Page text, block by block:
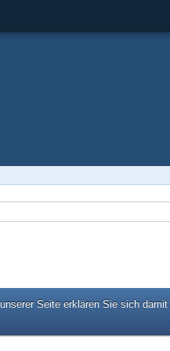
Seite erklären Sie sich